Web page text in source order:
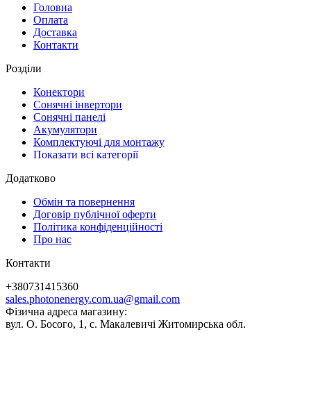
Головна
Оплата
Доставка
Контакти
Розділи
Конектори
Сонячні інвертори
Сонячні панелі
Акумулятори
Комплектуючі для монтажу
Показати всі категорії
Додатково
Обмін та повернення
Договір публічної оферти
Політика конфіденційності
Про нас
Контакти
+380731415360
sales.photonenergy.com.ua@gmail.com
Фізична адреса магазину:
вул. О. Босого, 1, с. Макалевичі Житомирська обл.